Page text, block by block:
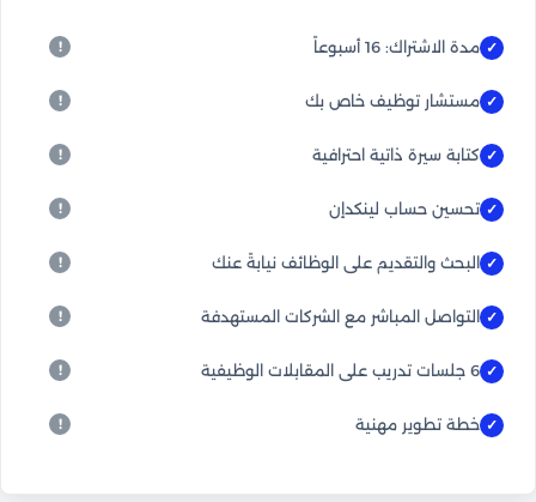
مدة الاشتراك: 16 أسبوعاً
مستشار توظيف خاص بك
كتابة سيرة ذاتية احترافية
تحسين حساب لينكدإن
البحث والتقديم على الوظائف نيابةً عنك
التواصل المباشر مع الشركات المستهدفة
6 جلسات تدريب على المقابلات الوظيفية
خطة تطوير مهنية